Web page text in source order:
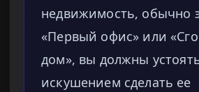
недвижимость, обычно
«Первый офис» или
дом», вы должны
искушением сделать ее